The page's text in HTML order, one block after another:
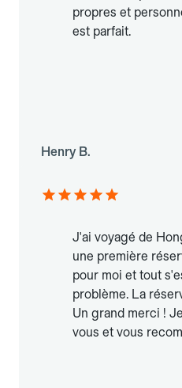
propres et
est parfait.
Henry B.
J'ai voyagé de
une première
pour moi et tout
problème. La
Un grand merci !
vous et vous